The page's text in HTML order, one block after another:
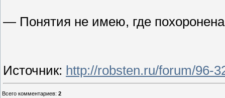
— Понятия не имею, где
Источник: http://robsten.ru/forum/96-
Всего комментариев: 2